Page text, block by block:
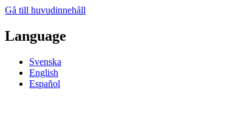
Gå till huvudinnehåll
Language
Svenska
English
Español